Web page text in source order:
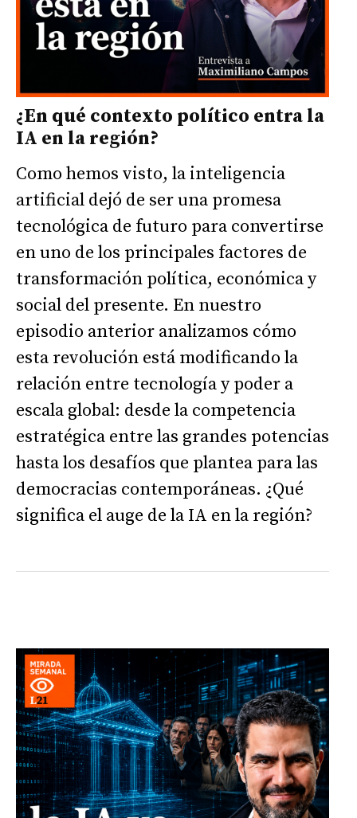
¿En qué contexto político entra la
IA en la región?
Como hemos visto, la inteligencia
artificial dejó de ser una promesa
tecnológica de futuro para convertirse
en uno de los principales factores de
transformación política, económica y
social del presente. En nuestro
episodio anterior analizamos cómo
esta revolución está modificando la
relación entre tecnología y poder a
escala global: desde la competencia
estratégica entre las grandes potencias
hasta los desafíos que plantea para las
democracias contemporáneas. ¿Qué
significa el auge de la IA en la región?